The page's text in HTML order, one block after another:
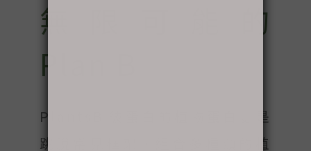
無限可能的
Plan B
PlantsB 彼蛋白的植物蛋白更是
跳脫常見框架，組合多種類的植